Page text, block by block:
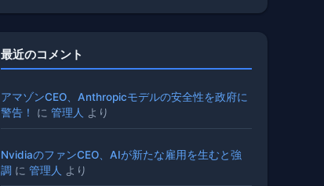
最近のコメント
アマゾンCEO、Anthropicモデルの安全性を政府に
警告！
に 管理人 より
NvidiaのファンCEO、AIが新たな雇用を生むと強
調 に 管理人 より